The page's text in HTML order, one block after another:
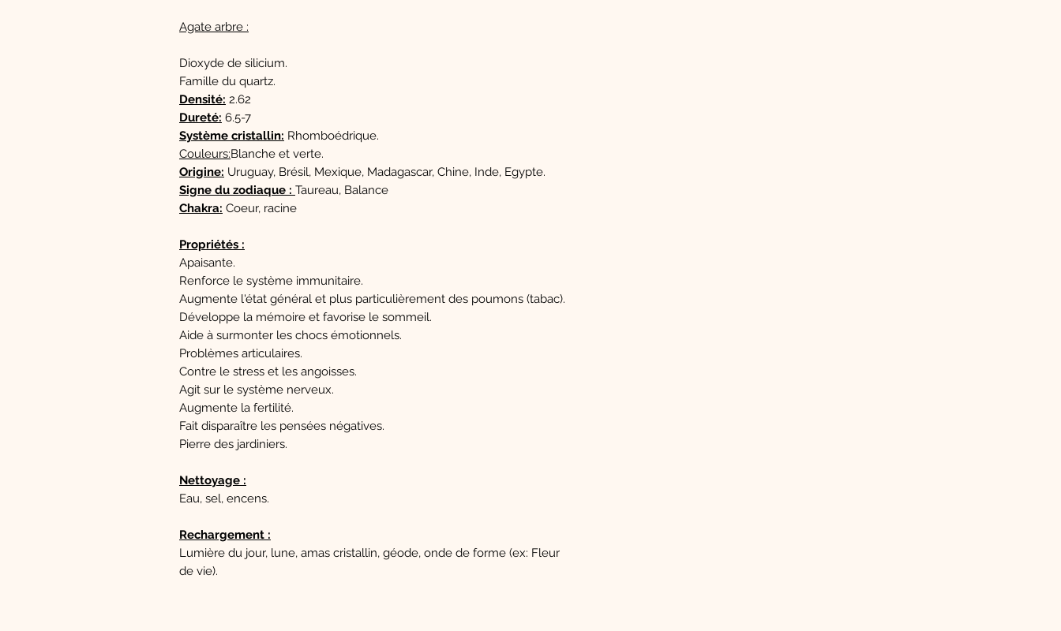
Agate arbre :
Dioxyde de silicium.
Famille du quartz.
Densité: 2.62
Dureté: 6.5-7
Système cristallin: Rhomboédrique.
Couleurs:Blanche et verte.
Origine: Uruguay, Brésil, Mexique, Madagascar, Chine, Inde, Egypte.
Signe du zodiaque : Taureau, Balance
Chakra: Coeur, racine
Propriétés :
Apaisante.
Renforce le système immunitaire.
Augmente l'état général et plus particulièrement des poumons (tabac).
Développe la mémoire et favorise le sommeil.
Aide à surmonter les chocs émotionnels.
Problèmes articulaires.
Contre le stress et les angoisses.
Agit sur le système nerveux.
Augmente la fertilité.
Fait disparaître les pensées négatives.
Pierre des jardiniers.
Nettoyage :
Eau, sel, encens.
Rechargement :
Lumière du jour, lune, amas cristallin, géode, onde de forme (ex: Fleur
de vie).